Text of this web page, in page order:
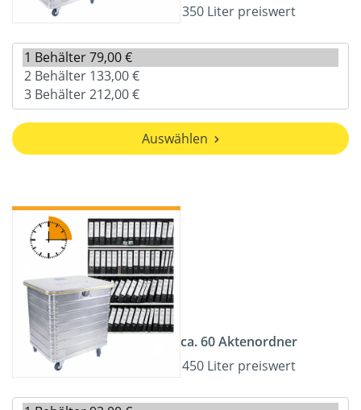
350 Liter preiswert
Auswählen
ca. 60 Aktenordner
450 Liter preiswert